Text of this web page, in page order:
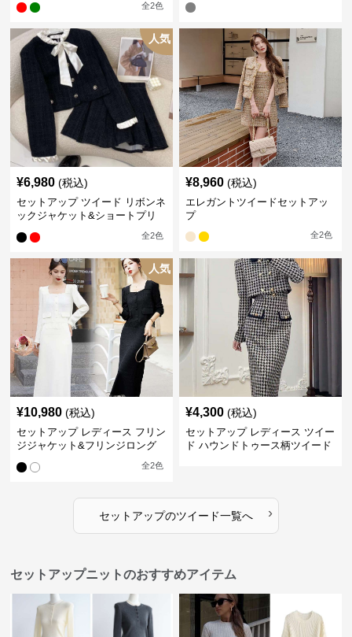
全2色
人気
¥6,980 (税込)
セットアップ ツイード リボンネ
ックジャケット&ショートプリ
全2色
¥8,960 (税込)
エレガントツイードセットアッ
プ
全2色
人気
¥10,980 (税込)
セットアップ レディース フリン
ジジャケット&フリンジロング
スカートツイードセットアップ
全2色
¥4,300 (税込)
セットアップ レディース ツイー
ド ハウンドトゥース柄ツイード
セットアップのツイード一覧へ ›
セットアップニットのおすすめアイテム